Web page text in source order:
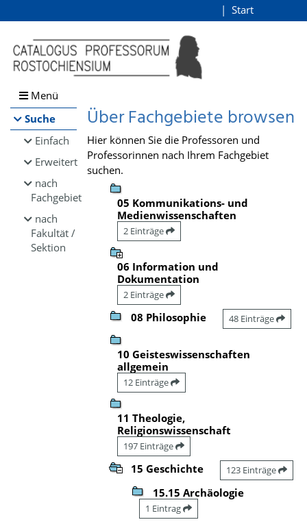
Browsen
direkt zum Inhalt
Start
Menü
Suche
Einfach
Erweitert
nach
Fachgebiet
nach
Fakultät /
Sektion
Über Fachgebiete browsen
Hier können Sie die Professoren und
Professorinnen nach Ihrem Fachgebiet
suchen.
05 Kommunikations- und
Medienwissenschaften
2 Einträge
06 Information und
Dokumentation
2 Einträge
08 Philosophie 48 Einträge
10 Geisteswissenschaften
allgemein
12 Einträge
11 Theologie,
Religionswissenschaft
197 Einträge
15 Geschichte 123 Einträge
15.15 Archäologie
1 Eintrag